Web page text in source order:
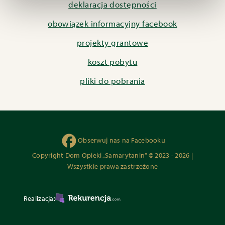
deklaracja dostępności
obowiązek informacyjny facebook
projekty grantowe
koszt pobytu
pliki do pobrania
Obserwuj nas na Facebooku
Copyright Dom Opieki „Samarytanin” © 2023 - 2026 |
Wszystkie prawa zastrzeżone
Realizacja: